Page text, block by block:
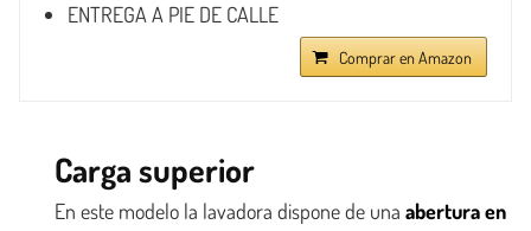
ENTREGA A PIE DE CALLE
Comprar en Amazon
Carga superior
En este modelo la lavadora dispone de una abertura en